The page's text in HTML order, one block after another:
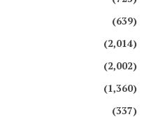
(639)
(2,014)
(2,002)
(1,360)
(337)